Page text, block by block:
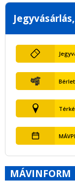
MÁVINFORM